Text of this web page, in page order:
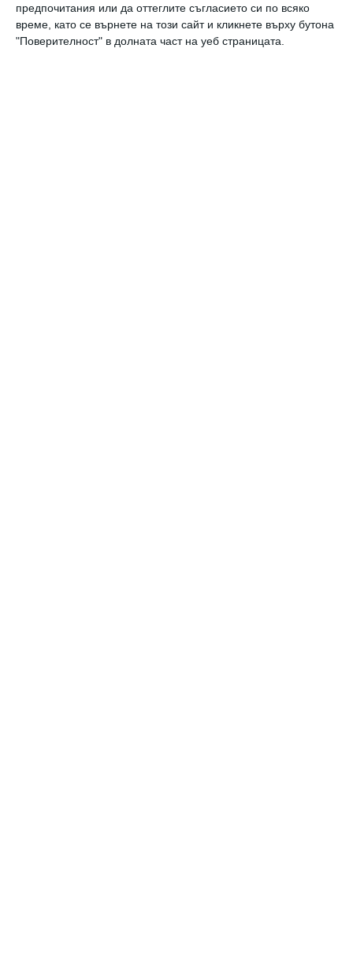
предпочитания или да оттеглите съгласието си по всяко
време, като се върнете на този сайт и кликнете върху бутона
"Поверителност" в долната част на уеб страницата.